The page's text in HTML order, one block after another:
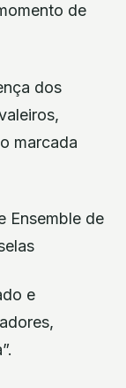
de
dos
marcada
Ensemble de
e